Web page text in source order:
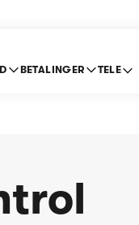
BETALINGER TELE